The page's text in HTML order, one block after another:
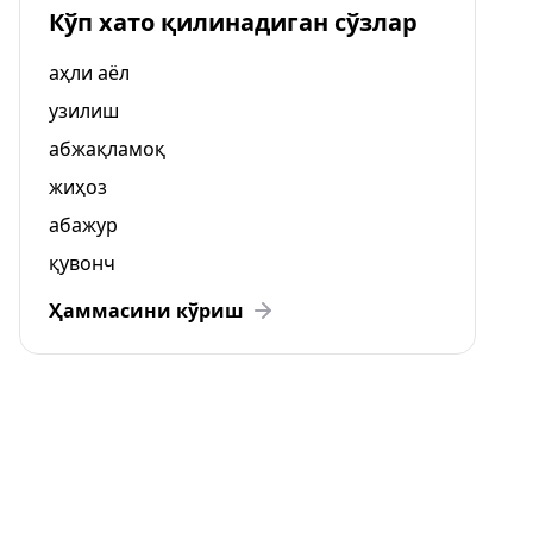
Кўп хато қилинадиган сўзлар
аҳли аёл
узилиш
абжақламоқ
жиҳоз
абажур
қувонч
Ҳаммасини кўриш